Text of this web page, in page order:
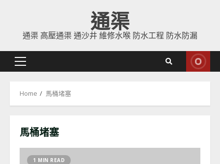
content
通渠
通渠 高壓通渠 通沙井 維修水喉 防水工程 防水防漏
Primary
Home 馬桶堵塞
馬桶堵塞
1 MIN READ